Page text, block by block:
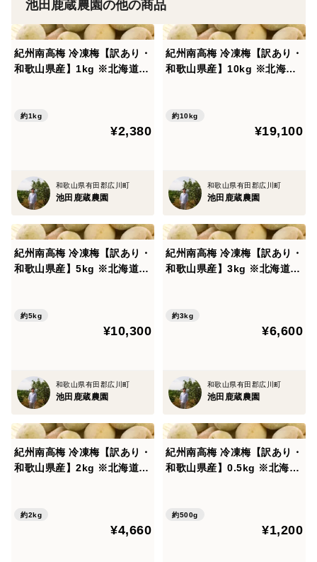
池田鹿蔵農園の他の商品
紀州南高梅 冷凍梅【訳あり・
和歌山県産】1kg ※北海道沖
約1kg
¥2,380
和歌山県有田郡広川町
池田鹿蔵農園
紀州南高梅 冷凍梅【訳あり・
和歌山県産】10kg ※北海道
約10kg
¥19,100
和歌山県有田郡広川町
池田鹿蔵農園
紀州南高梅 冷凍梅【訳あり・
和歌山県産】5kg ※北海道沖
約5kg
¥10,300
和歌山県有田郡広川町
池田鹿蔵農園
紀州南高梅 冷凍梅【訳あり・
和歌山県産】3kg ※北海道沖
約3kg
¥6,600
和歌山県有田郡広川町
池田鹿蔵農園
紀州南高梅 冷凍梅【訳あり・
和歌山県産】2kg ※北海道沖
約2kg
¥4,660
紀州南高梅 冷凍梅【訳あり・
和歌山県産】0.5kg ※北海道
約500g
¥1,200